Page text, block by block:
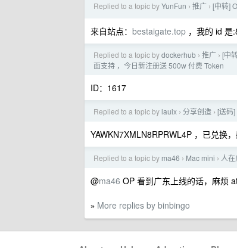
Replied to a topic byYunFun › 推广 › [中转]
来自站点： bestaigate.top ，我的 id 是
Replied to a topic bydockerhub › 推广 › [中
面支持 ，今日新注册送 500w 付费 Token
ID：1617
Replied to a topic by lauix › 分享创造 › [送码
YAWKN7XMLN8RPRWL4P ，已兑换
Replied to a topic by ma46 › Mac mini › 人
@ma46 OP 看到广东上线的话，麻烦
» More replies by binbingo